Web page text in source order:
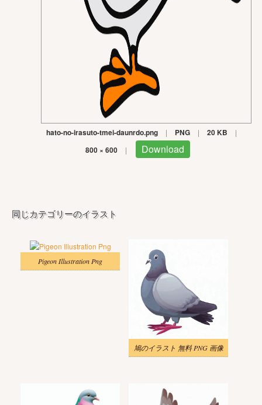
hato-no-irasuto-tmei-daunrdo.png | PNG | 20 KB |
800 × 600 | Download
同じカテゴリーのイラスト
Pigeon Illustration Png
鳩のイラスト 無料 PNG 画像